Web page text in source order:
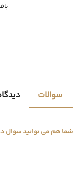
بافت
سوالات
شما هم می توانید سوال